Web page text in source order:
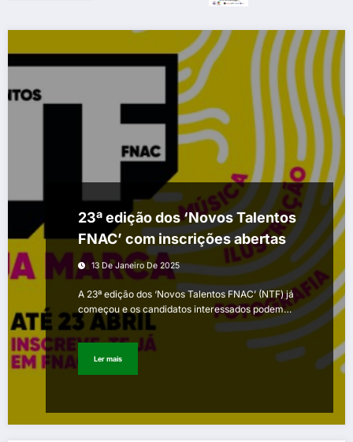
23ª edição dos ‘Novos Talentos
FNAC’ com inscrições abertas
13 De Janeiro De 2025
A 23ª edição dos ‘Novos Talentos FNAC’ (NTF) já
começou e os candidatos interessados podem…
Ler mais